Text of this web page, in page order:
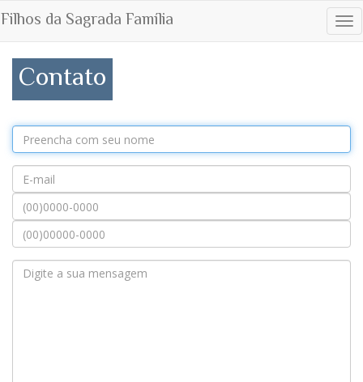
Filhos da Sagrada Família
Contato